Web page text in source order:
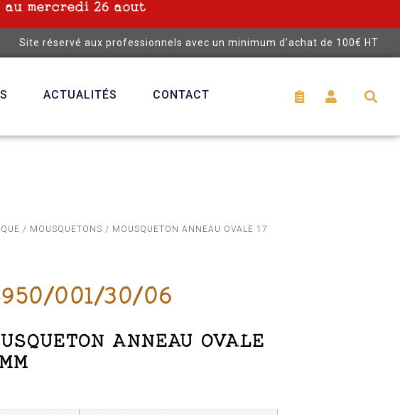
mercredi 26 aout
Site réservé aux professionnels avec un minimum d’achat de 100€ HT
ACTUALITÉS CONTACT
/ MOUSQUETONS / MOUSQUETON ANNEAU OVALE 17
001/30/06
ANNEAU OVALE